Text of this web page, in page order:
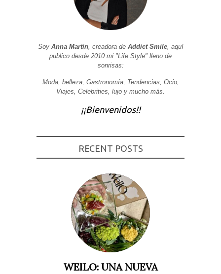
Soy Anna Martin, creadora de Addict Smile, aquí
publico desde 2010 mi "Life Style" lleno de
sonrisas:
Moda, belleza, Gastronomía, Tendencias, Ocio,
Viajes, Celebrities, lujo y mucho más.
¡¡Bienvenidos!!
RECENT POSTS
WEILO: UNA NUEVA
base a cómo
visita. Si
algunas